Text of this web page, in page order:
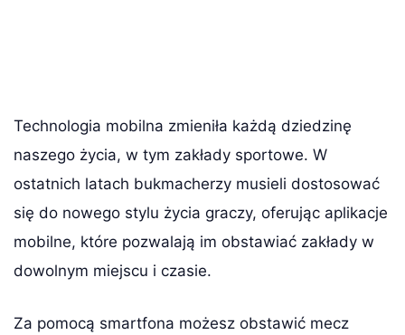
Technologia mobilna zmieniła każdą dziedzinę
naszego życia, w tym zakłady sportowe. W
ostatnich latach bukmacherzy musieli dostosować
się do nowego stylu życia graczy, oferując aplikacje
mobilne, które pozwalają im obstawiać zakłady w
dowolnym miejscu i czasie.
Za pomocą smartfona możesz obstawić mecz